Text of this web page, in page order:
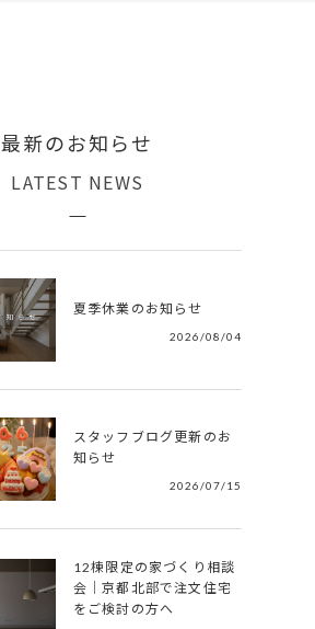
最新のお知らせ
LATEST NEWS
夏季休業のお知らせ
2026/08/04
スタッフブログ更新のお
知らせ
2026/07/15
12棟限定の家づくり相談
会｜京都北部で注文住宅
をご検討の方へ